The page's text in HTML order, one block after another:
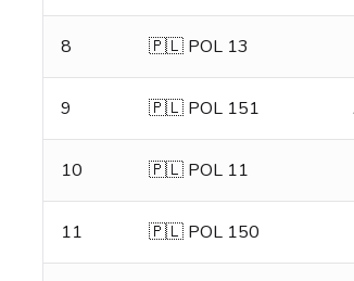
8 🇵🇱 POL 13
9 🇵🇱 POL 151
10 🇵🇱 POL 11
11 🇵🇱 POL 150